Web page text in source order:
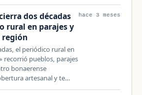
dos décadas
rural en parajes y
región
el periódico rural en
recorrió pueblos, parajes
bonaerense
artesanal y te…
hace 3 meses